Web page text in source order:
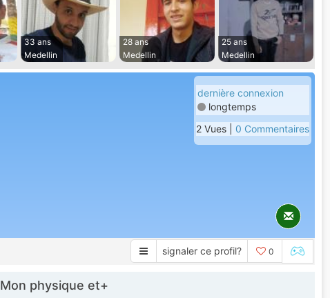
33 ans
Medellin
28 ans
Medellin
25 ans
Medellin
dernière connexion
longtemps
2 Vues | 0 Commentaires
signaler ce profil? 0
Mon physique et+